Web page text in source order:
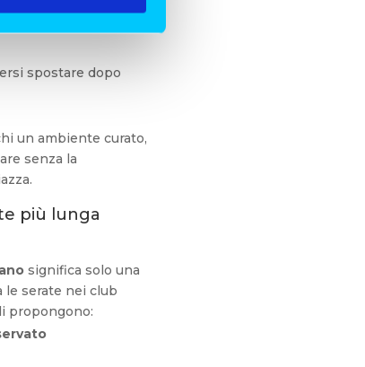
spostare dopo
un ambiente curato,
senza la
più lunga
significa solo una
le serate nei club
propongono: